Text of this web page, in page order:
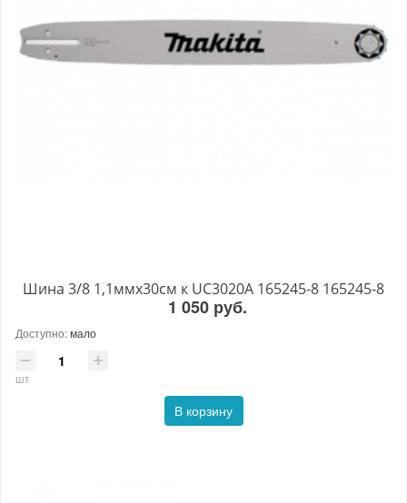
Шина 3/8 1,1ммх30см к UC3020A 165245-8 165245-8
1 050 руб.
Доступно:мало
шт
В корзину